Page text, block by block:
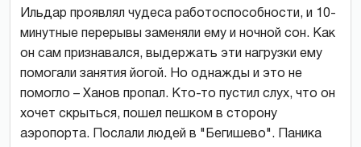
Ильдар проявлял чудеса работоспособности, и 10-
минутные перерывы заменяли ему и ночной сон. Как
он сам признавался, выдержать эти нагрузки ему
помогали занятия йогой. Но однажды и это не
помогло – Ханов пропал. Кто-то пустил слух, что он
хочет скрыться, пошел пешком в сторону
аэропорта. Послали людей в "Бегишево". Паника